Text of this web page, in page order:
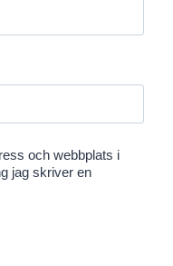
och webbplats i
jag skriver en